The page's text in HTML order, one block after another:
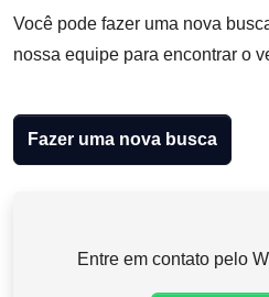
Você pode fazer uma nova
nossa equipe para encontrar o
Fazer uma nova busca
Entre em contato pelo